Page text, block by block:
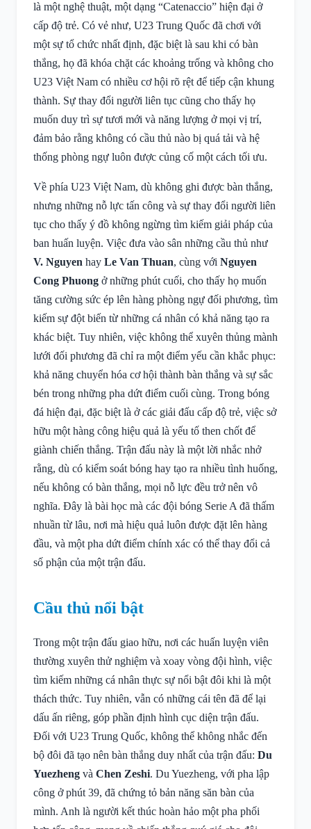
là một nghệ thuật, một dạng “Catenaccio” hiện đại ở
cấp độ trẻ. Có vẻ như, U23 Trung Quốc đã chơi với
một sự tổ chức nhất định, đặc biệt là sau khi có bàn
thắng, họ đã khóa chặt các khoảng trống và không cho
U23 Việt Nam có nhiều cơ hội rõ rệt để tiếp cận khung
thành. Sự thay đổi người liên tục cũng cho thấy họ
muốn duy trì sự tươi mới và năng lượng ở mọi vị trí,
đảm bảo rằng không có cầu thủ nào bị quá tải và hệ
thống phòng ngự luôn được củng cố một cách tối ưu.
Về phía U23 Việt Nam, dù không ghi được bàn thắng,
nhưng những nỗ lực tấn công và sự thay đổi người liên
tục cho thấy ý đồ không ngừng tìm kiếm giải pháp của
ban huấn luyện. Việc đưa vào sân những cầu thủ như
V. Nguyen hay Le Van Thuan, cùng với Nguyen
Cong Phuong ở những phút cuối, cho thấy họ muốn
tăng cường sức ép lên hàng phòng ngự đối phương, tìm
kiếm sự đột biến từ những cá nhân có khả năng tạo ra
khác biệt. Tuy nhiên, việc không thể xuyên thủng mành
lưới đối phương đã chỉ ra một điểm yếu cần khắc phục:
khả năng chuyển hóa cơ hội thành bàn thắng và sự sắc
bén trong những pha dứt điểm cuối cùng. Trong bóng
đá hiện đại, đặc biệt là ở các giải đấu cấp độ trẻ, việc sở
hữu một hàng công hiệu quả là yếu tố then chốt để
giành chiến thắng. Trận đấu này là một lời nhắc nhở
rằng, dù có kiểm soát bóng hay tạo ra nhiều tình huống,
nếu không có bàn thắng, mọi nỗ lực đều trở nên vô
nghĩa. Đây là bài học mà các đội bóng Serie A đã thấm
nhuần từ lâu, nơi mà hiệu quả luôn được đặt lên hàng
đầu, và một pha dứt điểm chính xác có thể thay đổi cả
số phận của một trận đấu.
Cầu thủ nổi bật
Trong một trận đấu giao hữu, nơi các huấn luyện viên
thường xuyên thử nghiệm và xoay vòng đội hình, việc
tìm kiếm những cá nhân thực sự nổi bật đôi khi là một
thách thức. Tuy nhiên, vẫn có những cái tên đã để lại
dấu ấn riêng, góp phần định hình cục diện trận đấu.
Đối với U23 Trung Quốc, không thể không nhắc đến
bộ đôi đã tạo nên bàn thắng duy nhất của trận đấu: Du
Yuezheng và Chen Zeshi. Du Yuezheng, với pha lập
công ở phút 39, đã chứng tỏ bản năng săn bàn của
mình. Anh là người kết thúc hoàn hảo một pha phối